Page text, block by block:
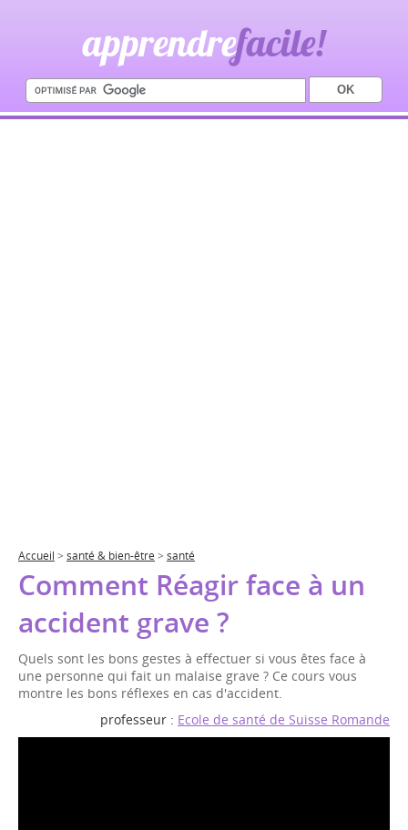
apprendrefacile!
Accueil > santé & bien-être > santé
Comment Réagir face à un
accident grave ?
Quels sont les bons gestes à effectuer si vous êtes face à
une personne qui fait un malaise grave ? Ce cours vous
montre les bons réflexes en cas d'accident.
professeur : Ecole de santé de Suisse Romande